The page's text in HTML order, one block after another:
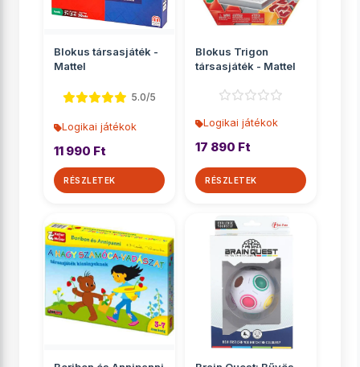
Blokus társasjáték -
Mattel
5.0/5
Logikai játékok
11 990 Ft
RÉSZLETEK
Blokus Trigon
társasjáték - Mattel
Logikai játékok
17 890 Ft
RÉSZLETEK